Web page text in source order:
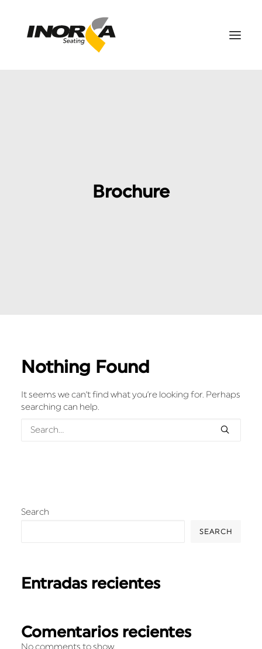
Brochure
Nothing Found
It seems we can’t find what you’re looking for. Perhaps
searching can help.
Search
SEARCH
Entradas recientes
Comentarios recientes
No comments to show.